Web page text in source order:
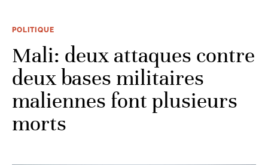
POLITIQUE
Mali: deux attaques contre
deux bases militaires
maliennes font plusieurs
morts